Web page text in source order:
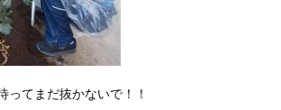
ってまだ抜かないで！！